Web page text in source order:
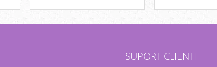
SUPORT CLIENTI